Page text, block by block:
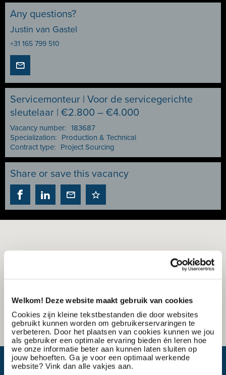
Welkom! Deze website maakt gebruik van cookies
Cookies zijn kleine tekstbestanden die door websites
gebruikt kunnen worden om gebruikerservaringen te
verbeteren. Door het plaatsen van cookies kunnen we jou
als gebruiker een optimale ervaring bieden én leren hoe
we onze informatie beter aan kunnen laten sluiten op
jouw behoeften. Ga je voor een optimaal werkende
website? Vink dan alle vakjes aan.
Any questions?
Justin van Gastel
+31 165 799 510
Servicemonteur | Voor de servicegerichte
sleutelaar | €2.800 – €4.000
Vacancy number: 183687
Specialization:
Production & Technical
Contract type:
Project Sourcing
Share or save this vacancy
What is my travel time?